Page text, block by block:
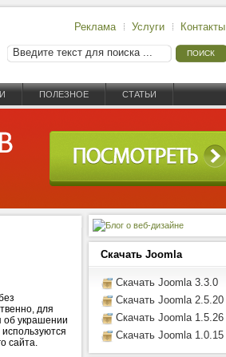
Реклама Услуги Контакты
ПОЛЕЗНОЕ СТАТЬИ
для
об украшении
сайта.
Скачать Joomla
Скачать Joomla 3.3.0
Скачать Joomla 2.5.20
Скачать Joomla 1.5.26
Скачать Joomla 1.0.15